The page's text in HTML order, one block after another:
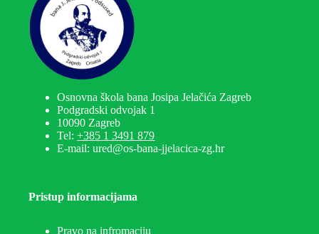
Osnovna škola bana Josipa Jelačića Zagreb
Podgradski odvojak 1
10090 Zagreb
Tel:+385 1 3491 879
E-mail: ured@os-bana-jjelacica-zg.hr
Pristup informacijama
Pravo na infromaciju